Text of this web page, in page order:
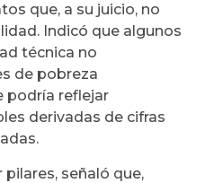
que, a su juicio, no
Indicó que algunos
técnica no
de pobreza
podría reflejar
derivadas de cifras
señaló que,